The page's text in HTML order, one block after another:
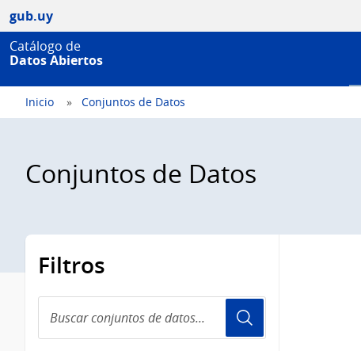
gub.uy
Catálogo de
Datos Abiertos
Inicio Conjuntos de Datos
Conjuntos de Datos
Filtros
conjuntos
de